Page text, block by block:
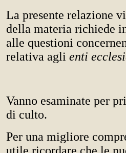
La presente relazione
della materia richiede
alle questioni
relativa agli enti
Vanno esaminate per
di culto.
Per una migliore